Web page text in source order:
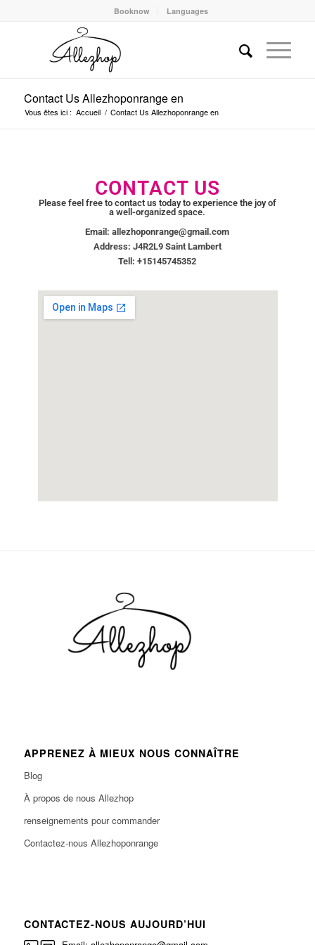
Booknow Languages
Contact Us Allezhoponrange en
Vous êtes ici : Accueil / Contact Us Allezhoponrange en
CONTACT US
Please feel free to contact us today to experience the joy of
a well-organized space.
Email:allezhoponrange@gmail.com
Address: J4R2L9 Saint Lambert
Tell: +15145745352
APPRENEZ À MIEUX NOUS CONNAÎTRE
Blog
À propos de nous Allezhop
renseignements pour commander
Contactez-nous Allezhoponrange
CONTACTEZ-NOUS AUJOURD’HUI